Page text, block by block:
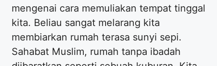
mengenai cara memuliakan tempat tinggal
kita. Beliau sangat melarang kita
membiarkan rumah terasa sunyi sepi.
Sahabat Muslim, rumah tanpa ibadah